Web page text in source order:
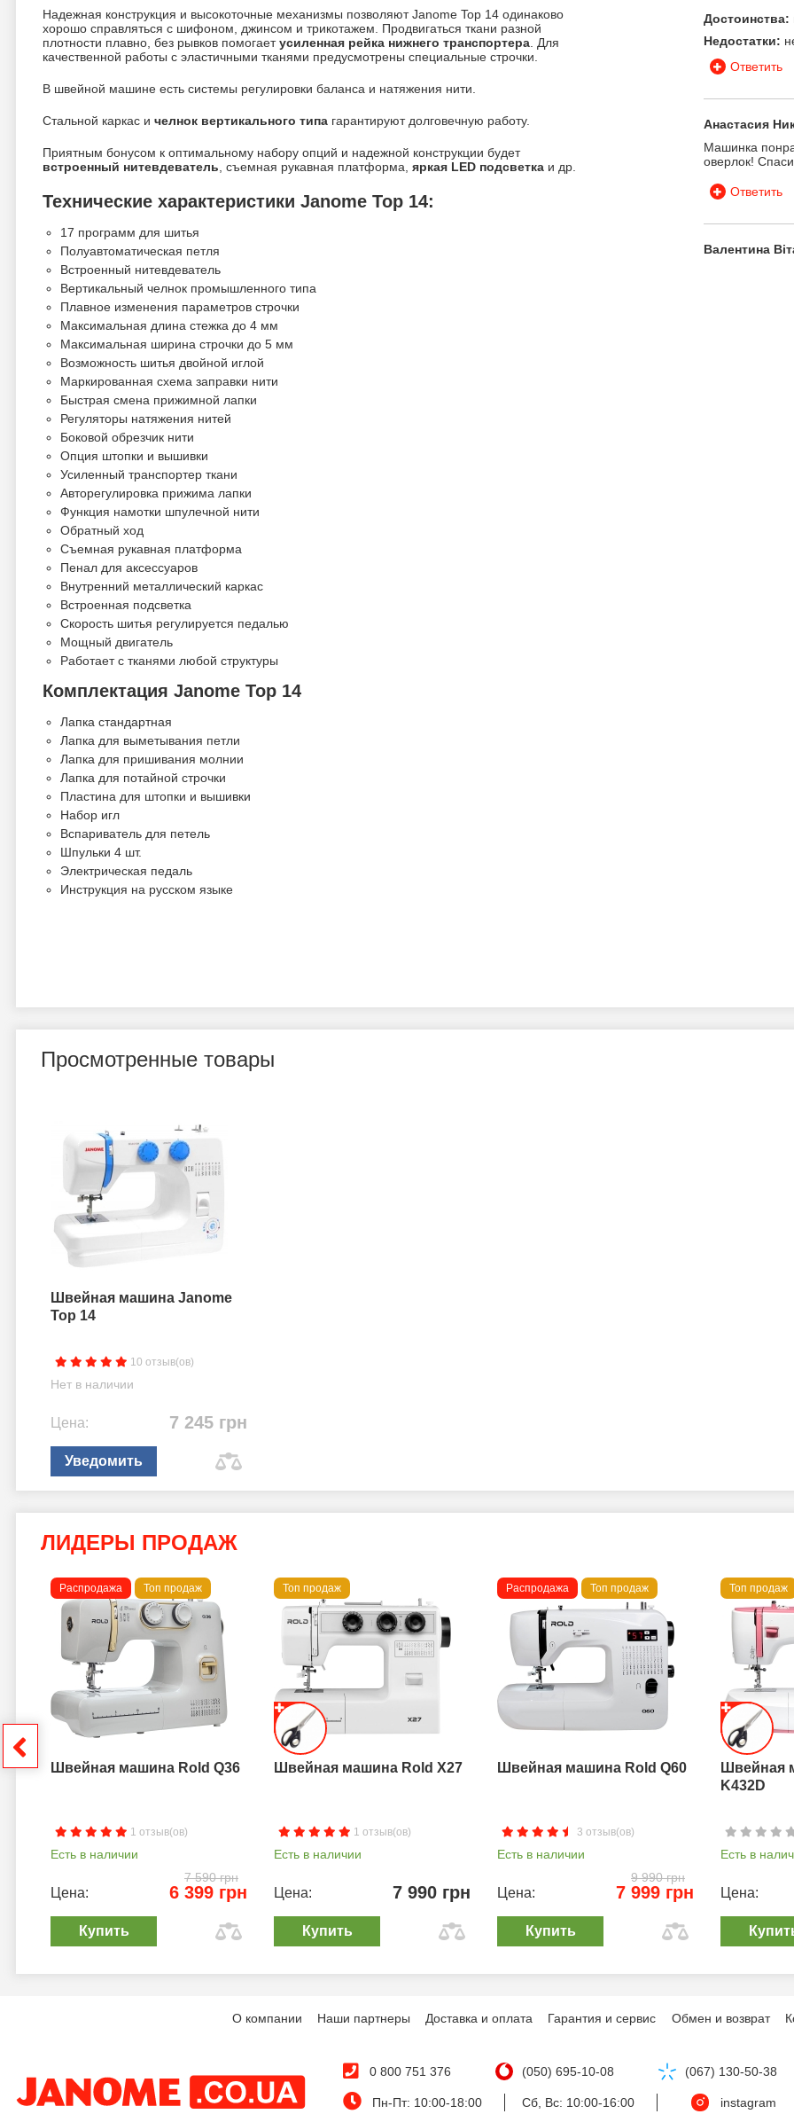
Надежная конструкция и высокоточные механизмы позволяют Janome Top 14 одинаково
хорошо справляться с шифоном, джинсом и трикотажем. Продвигаться ткани разной
плотности плавно, без рывков помогаетусиленная рейка нижнего транспортера . Для
качественной работы с эластичными тканями предусмотрены специальные строчки.
В швейной машине есть системы регулировки баланса и натяжения нити.
Стальной каркас и челнок вертикального типа гарантируют долговечную работу.
Приятным бонусом к оптимальному набору опций и надежной конструкции будет
встроенный нитевдеватель , съемная рукавная платформа, яркая LED подсветка и др.
Технические характеристики Janome Top 14:
17 программ для шитья
Полуавтоматическая петля
Встроенный нитевдеватель
Вертикальный челнок промышленного типа
Плавное изменения параметров строчки
Максимальная длина стежка до 4 мм
Максимальная ширина строчки до 5 мм
Возможность шитья двойной иглой
Маркированная схема заправки нити
Быстрая смена прижимной лапки
Регуляторы натяжения нитей
Боковой обрезчик нити
Опция штопки и вышивки
Усиленный транспортер ткани
Авторегулировка прижима лапки
Функция намотки шпулечной нити
Обратный ход
Съемная рукавная платформа
Пенал для аксессуаров
Внутренний металлический каркас
Встроенная подсветка
Скорость шитья регулируется педалью
Мощный двигатель
Работает с тканями любой структуры
Комплектация Janome Top 14
Лапка стандартная
Лапка для выметывания петли
Лапка для пришивания молнии
Лапка для потайной строчки
Пластина для штопки и вышивки
Набор игл
Вспариватель для петель
Шпульки 4 шт.
Электрическая педаль
Инструкция на русском языке
Достоинства:
Недостатки:
Ответить
Анастасия
Машинка
оверлок!
Ответить
Валентина
Просмотренные товары
Швейная машина Janome
Top 14
10 отзыв(ов)
Нет в наличии
Цена: 7 245 грн
Уведомить
ЛИДЕРЫ ПРОДАЖ
Распродажа Топ продаж
Швейная машина Rold Q36
1 отзыв(ов)
Есть в наличии
7 590 грн
Цена: 6 399 грн
Купить
Топ продаж
Швейная машина Rold X27
1 отзыв(ов)
Есть в наличии
Цена: 7 990 грн
Купить
Распродажа Топ продаж
Швейная машина Rold Q60
3 отзыв(ов)
Есть в наличии
9 990 грн
Цена: 7 999 грн
Купить
Топ продаж
Швейная
K432D
Есть в
Цена:
О компании Наши партнеры Доставка и оплата Гарантия и сервис Обмен и возврат
0 800 751 376 (050) 695-10-08 (067) 130-50-38
Пн-Пт: 10:00-18:00 Сб, Вс: 10:00-16:00 instagram